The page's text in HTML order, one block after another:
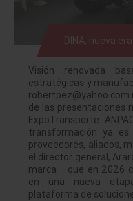
DINA, nueva
Visión renovada
estratégicas y
de las presentaciones
ExpoTransporte
transformación ya
proveedores, aliados,
el director general,
marca —que en 2026
en una nueva
plataforma de